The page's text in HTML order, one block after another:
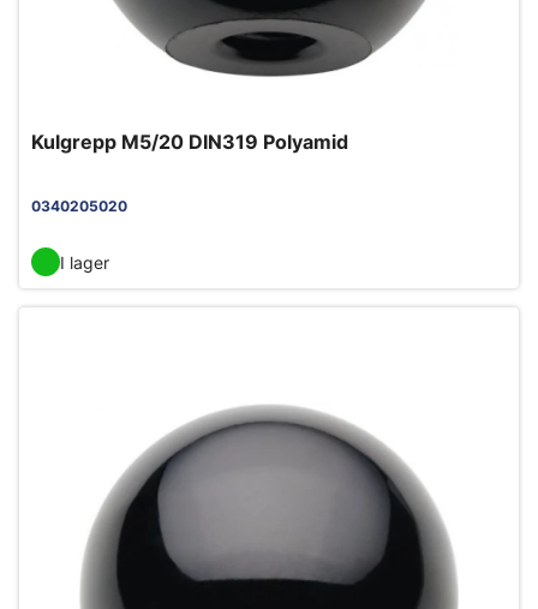
Kulgrepp M5/20 DIN319 Polyamid
0340205020
I lager